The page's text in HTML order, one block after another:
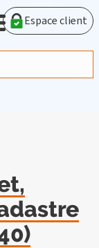
acceptez
d'analyser le
Espace client